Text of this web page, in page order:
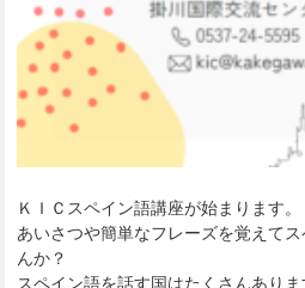
ＫＩＣスペイン語講座が始まります。
あいさつや簡単なフレーズを覚えて
んか？
スペイン語を話す国はたくさんあり